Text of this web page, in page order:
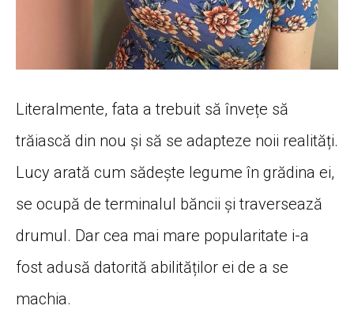
Literalmente, fata a trebuit să învețe să
trăiască din nou și să se adapteze noii realități.
Lucy arată cum sădește legume în grădina ei,
se ocupă de terminalul băncii și traversează
drumul. Dar cea mai mare popularitate i-a
fost adusă datorită abilităților ei de a se
machia.